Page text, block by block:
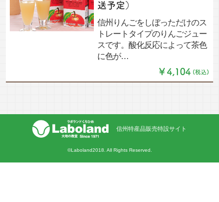
送予定）
信州りんごをしぼっただけのス
トレートタイプのりんごジュー
スです。酸化反応によって茶色
に色が…
￥4,104 (税込)
信州特産品販売特設サイト
©Laboland2018. All Rights Reserved.